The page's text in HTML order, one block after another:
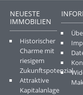
NEUESTE
IMMOBILIEN
Historischer
Charme mit
riesigem
Zukunftspotenzial
Attraktive
Kapitalanlage